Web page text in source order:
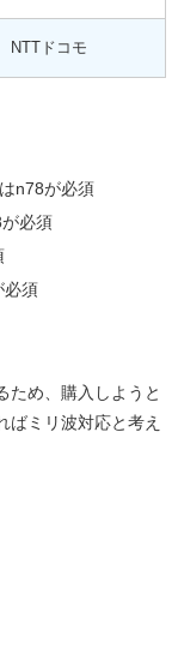
NTTドコモ
n78が必須
必須
必須
ため、購入しようと
ばミリ波対応と考え